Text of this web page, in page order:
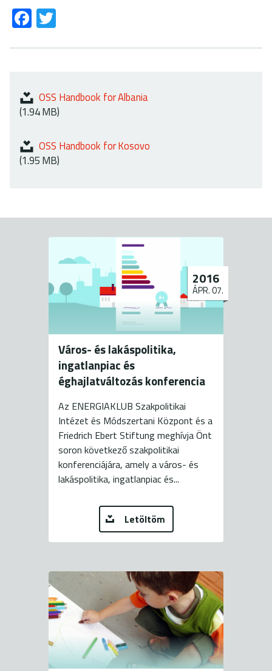
Fa
ce
b
ok
tt
OSS Handbook for Albania
(1.94 MB)
OSS Handbook for Kosovo
(1.95 MB)
Város- és lakáspolitika,
ingatlanpiac és
éghajlatváltozás konferencia
2016
ÁPR. 07.
Az ENERGIAKLUB Szakpolitikai
Intézet és Módszertani Központ és a
Friedrich Ebert Stiftung meghívja Önt
soron következő szakpolitikai
konferenciájára, amely a város- és
lakáspolitika, ingatlanpiac és...
Letöltöm